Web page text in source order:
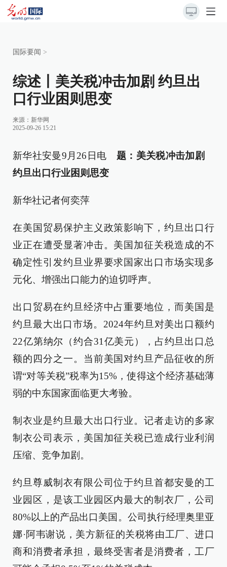
国际要闻 >
综述丨美关税冲击加剧 约旦出
口行业困则思变
来源： 新华网
2025-09-26 15:21
新华社安曼9月26日电 题：美关税冲击加剧
约旦出口行业困则思变
新华社记者何奕萍
在美国贸易保护主义政策影响下，约旦出口行
业正在遭受显著冲击。美国加征关税造成的不
确定性引发约旦业界要求国家出口市场实现多
元化、增强出口能力的迫切呼声。
出口贸易在约旦经济中占重要地位，而美国是
约旦最大出口市场。2024年约旦对美出口额约
22亿第纳尔（约合31亿美元），占约旦出口总
额的四分之一。当前美国对约旦产品征收的所
谓“对等关税”税率为15%，使得这个经济基础薄
弱的中东国家面临更大考验。
制衣业是约旦最大出口行业。记者走访的多家
制衣公司表示，美国加征关税已造成行业利润
压缩、竞争加剧。
约旦尊威制衣有限公司位于约旦首都安曼的工
业园区，是该工业园区内最大的制衣厂，公司
80%以上的产品出口美国。公司执行经理奥里亚
娜·阿韦谢说，美方新征的关税将由工厂、进口
商和消费者承担，最终受害者是消费者，工厂